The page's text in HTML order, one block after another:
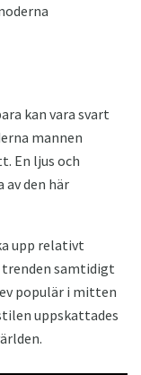
kan vara svart
mannen
En ljus och
den här
upp relativt
trenden samtidigt
populär i mitten
uppskattades